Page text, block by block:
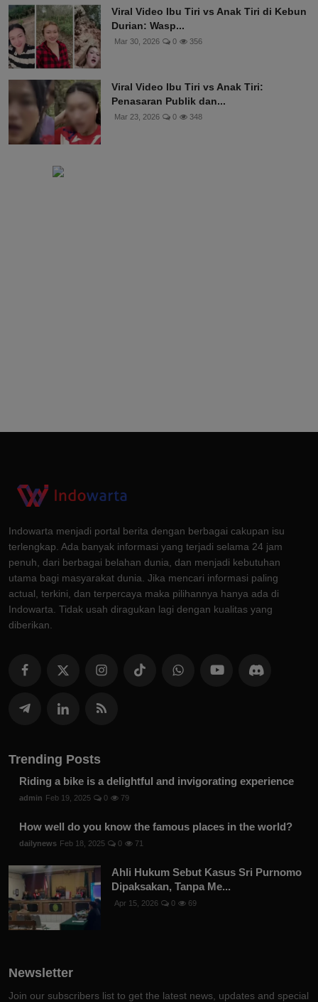
Viral Video Ibu Tiri vs Anak Tiri di Kebun
Durian: Wasp...
Mar 30, 2026 0 356
Viral Video Ibu Tiri vs Anak Tiri:
Penasaran Publik dan...
Mar 23, 2026 0 348
Indowarta menjadi portal berita dengan berbagai cakupan isu
terlengkap. Ada banyak informasi yang terjadi selama 24 jam
penuh, dari berbagai belahan dunia, dan menjadi kebutuhan
utama bagi masyarakat dunia. Jika mencari informasi paling
actual, terkini, dan terpercaya maka pilihannya hanya ada di
Indowarta. Tidak usah diragukan lagi dengan kualitas yang
diberikan.
Trending Posts
Riding a bike is a delightful and invigorating experience
admin Feb 19, 2025 0 79
How well do you know the famous places in the world?
dailynews Feb 18, 2025 0 71
Ahli Hukum Sebut Kasus Sri Purnomo
Dipaksakan, Tanpa Me...
Apr 15, 2026 0 69
Newsletter
Join our subscribers list to get the latest news, updates and special